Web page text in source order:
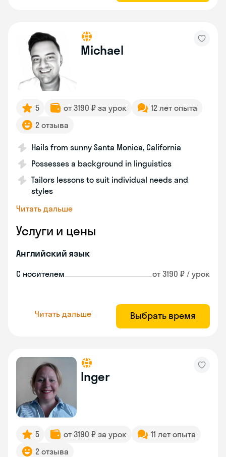
Michael
5 от 3190 ₽ за урок
12 лет опыта
2 отзыва
Hails from sunny Santa Monica, California
Possesses a background in linguistics
Tailors lessons to suit individual needs and
styles
Читать дальше
Услуги и цены
Английский язык
С носителем от 3190 ₽ / урок
Читать дальше Выбрать время
Inger
5 от 3190 ₽ за урок
11 лет опыта
2 отзыва